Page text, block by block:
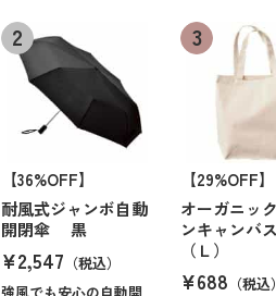
【36%OFF】
耐風式ジャンボ自動
開閉傘 黒
¥2,547 （税込）
【29%OFF】
オーガニッ
ンキャンバ
（Ｌ）
¥688 （税